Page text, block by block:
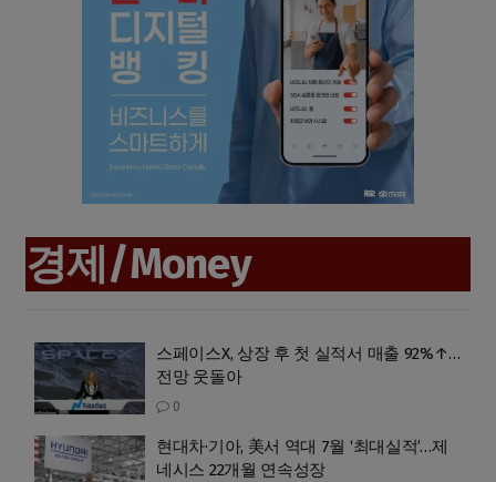
경제/Money
스페이스X, 상장 후 첫 실적서 매출 92%↑…
전망 웃돌아
0
현대차·기아, 美서 역대 7월 ‘최대실적’…제
네시스 22개월 연속성장